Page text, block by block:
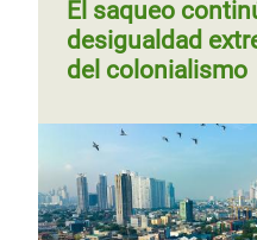
El saqueo
desigualdad
del colonialismo